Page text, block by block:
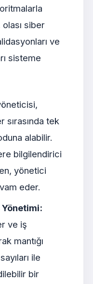
olası siber
ve
sisteme
sırasında tek
alabilir.
bilgilendirici
yönetici
eder.
ve iş
mantığı
ile
bir